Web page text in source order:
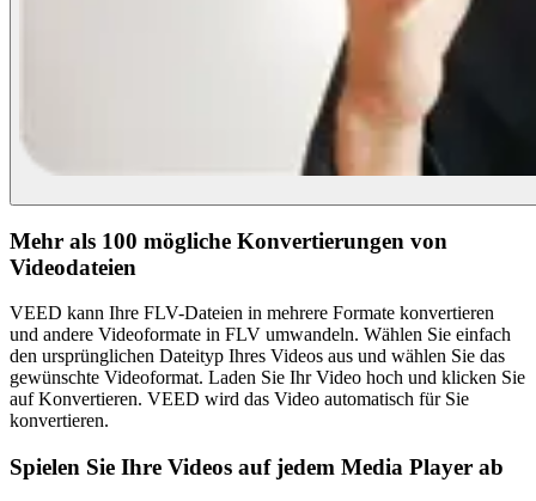
Mehr als 100 mögliche Konvertierungen von
Videodateien
VEED kann Ihre FLV-Dateien in mehrere Formate konvertieren
und andere Videoformate in FLV umwandeln. Wählen Sie einfach
den ursprünglichen Dateityp Ihres Videos aus und wählen Sie das
gewünschte Videoformat. Laden Sie Ihr Video hoch und klicken Sie
auf Konvertieren. VEED wird das Video automatisch für Sie
konvertieren.
Spielen Sie Ihre Videos auf jedem Media Player ab